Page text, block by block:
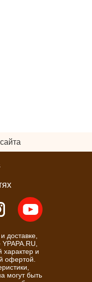
доставке,
характер и
офертой.
могут быть